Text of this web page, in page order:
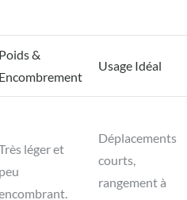
Poids &
Encombrement
Usage Idéal
léger et
peu
Déplacements
courts,
rangement à